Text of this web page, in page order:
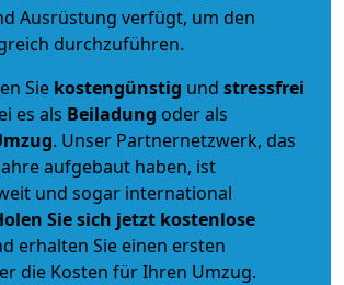
Ausrüstung verfügt, um den
durchzuführen.
Sie kostengünstig und stressfrei
es als Beiladung oder als
. Unser Partnernetzwerk, das
aufgebaut haben, ist
und sogar international
Sie sich jetzt kostenlose
erhalten Sie einen ersten
die Kosten für Ihren Umzug.